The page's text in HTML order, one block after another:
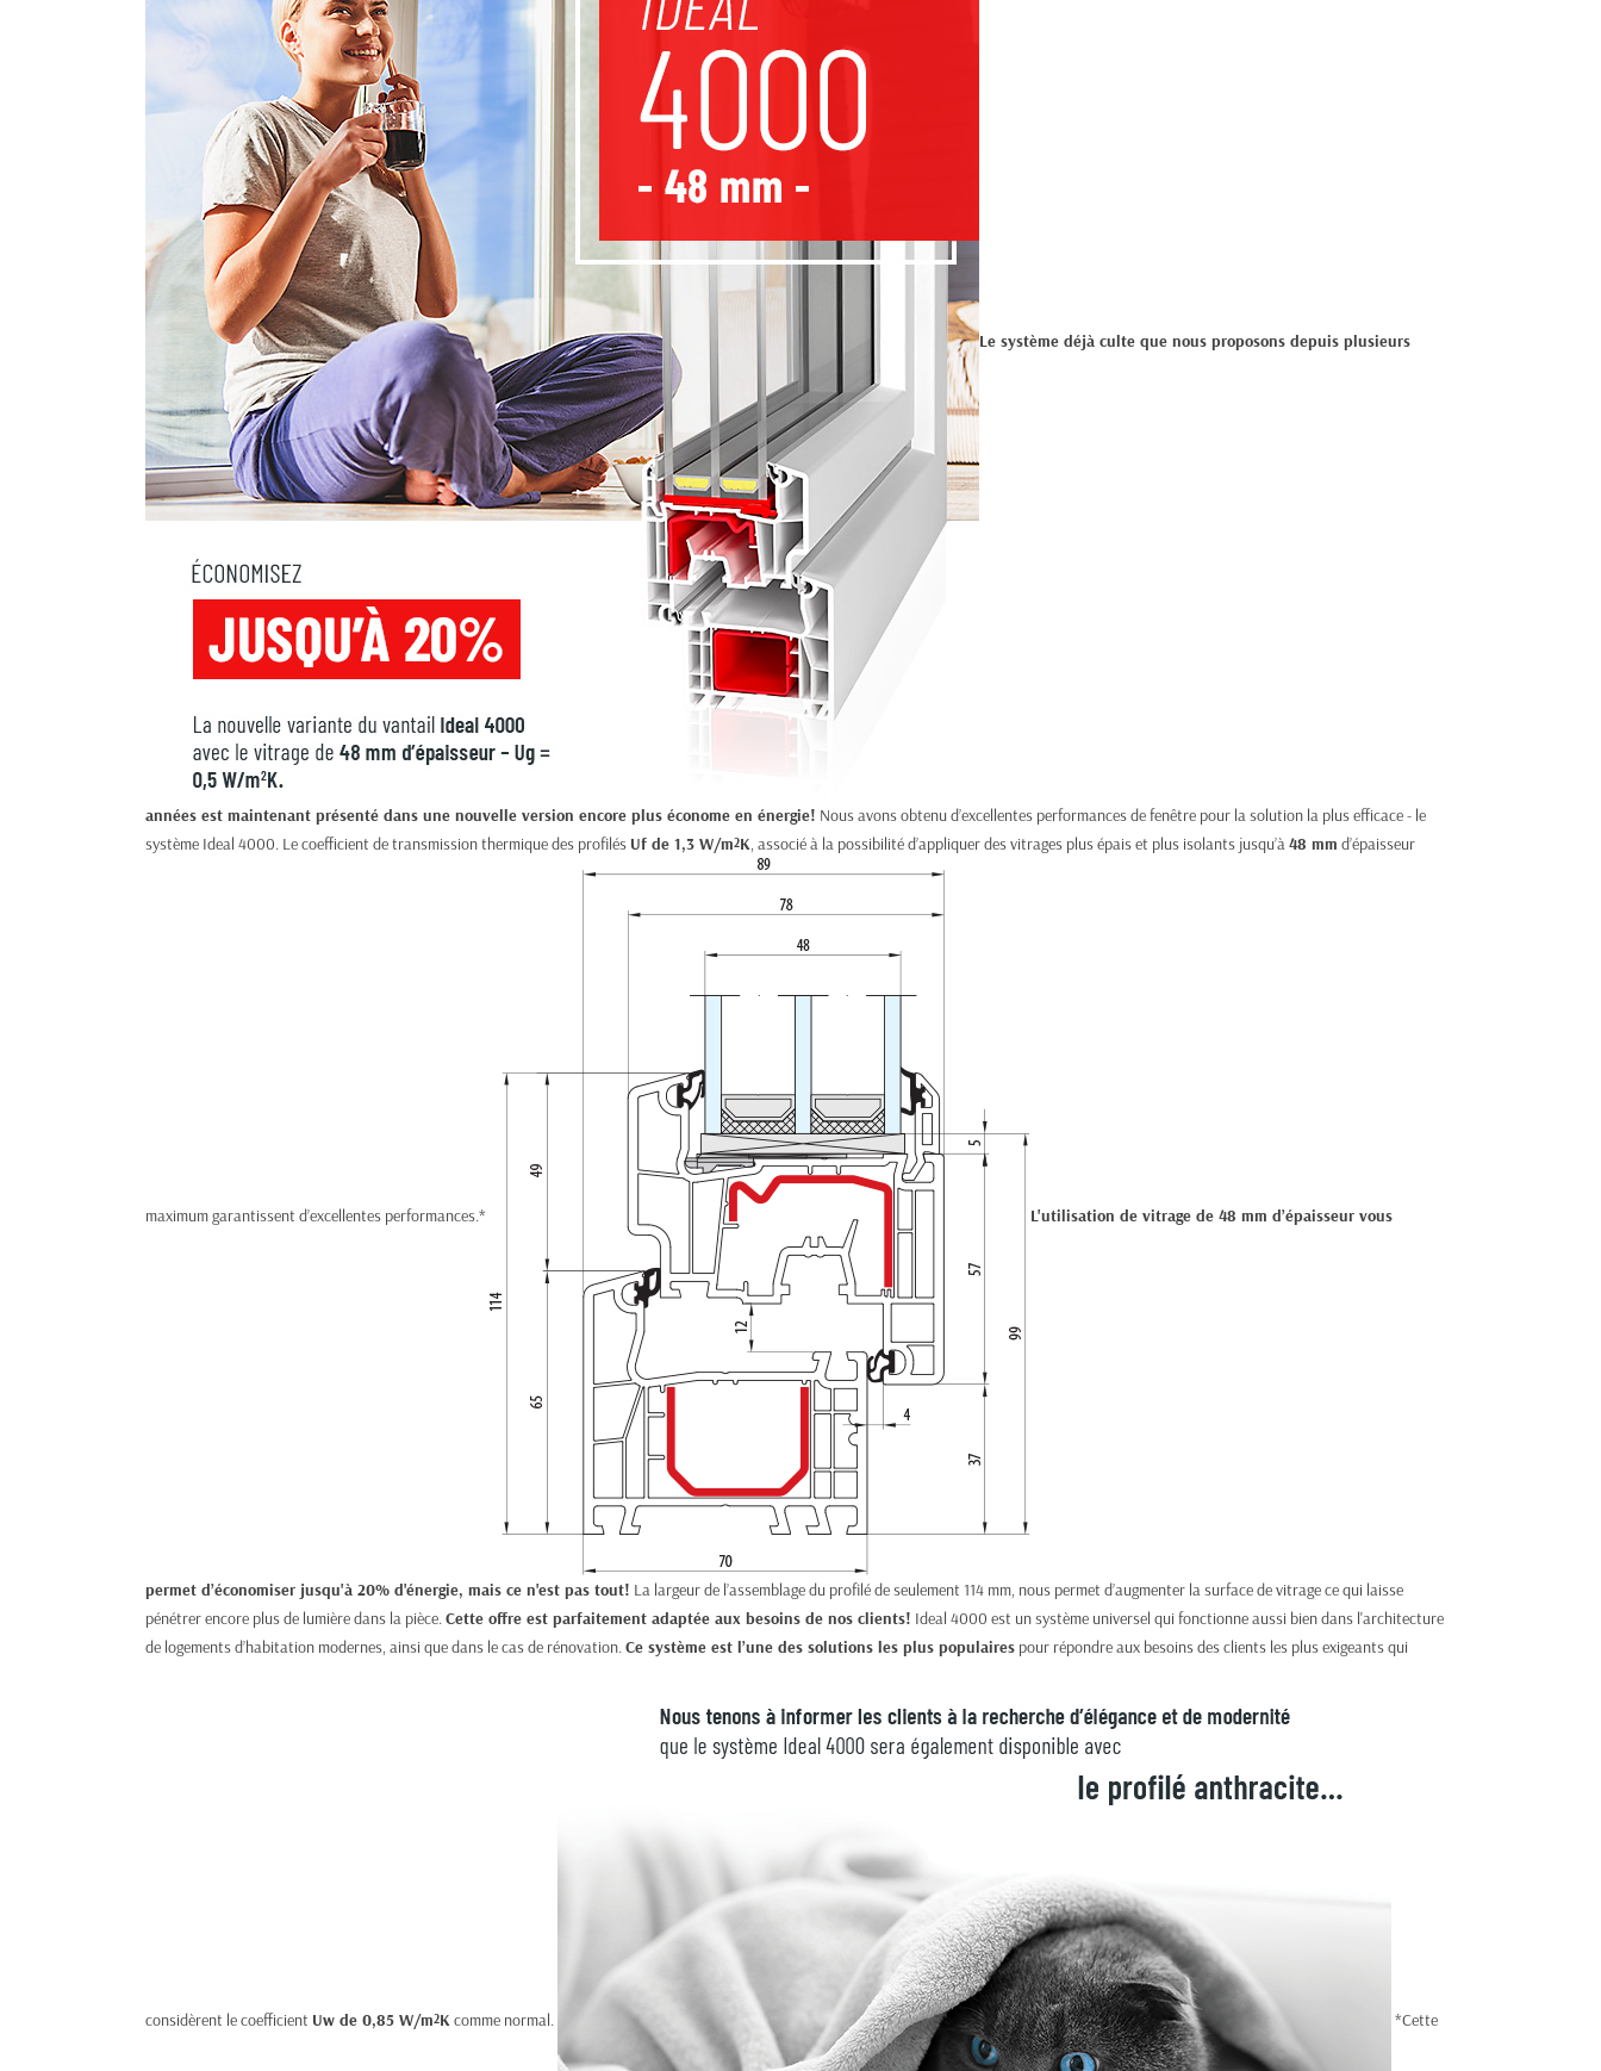
Le système déjà culte que nous proposons depuis plusieurs
années est maintenant présenté dans une nouvelle version encore plus économe en énergie! Nous avons obtenu d’excellentes performances de fenêtre pour la solution la plus efficace - le
système Ideal 4000. Le coefficient de transmission thermique des profilés Uf de 1,3 W/m2K, associé à la possibilité d’appliquer des vitrages plus épais et plus isolants jusqu’à48 mm d’épaisseur
maximum garantissent d’excellentes performances.* L'utilisation de vitrage de 48 mm d’épaisseur vous
permet d’économiser jusqu'à 20% d'énergie, mais ce n'est pas tout! La largeur de l’assemblage du profilé de seulement 114 mm, nous permet d’augmenter la surface de vitrage ce qui laisse
pénétrer encore plus de lumière dans la pièce.Cette offre est parfaitement adaptée aux besoins de nos clients! Ideal 4000 est un système universel qui fonctionne aussi bien dans l'architecture
de logements d’habitation modernes, ainsi que dans le cas de rénovation.Ce système est l’une des solutions les plus populaires pour répondre aux besoins des clients les plus exigeants qui
considèrent le coefficient Uw de 0,85 W/m2Kcomme normal. *Cette